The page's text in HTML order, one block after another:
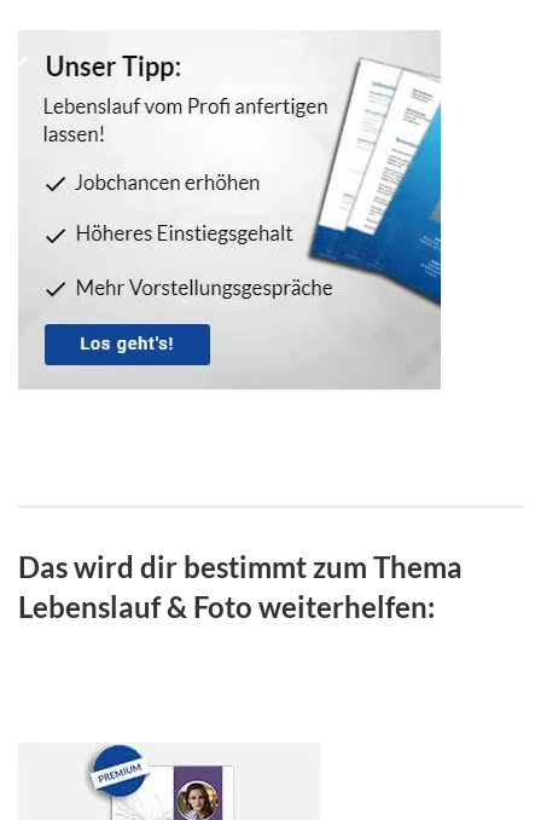
Das wird dir bestimmt zum Thema
Lebenslauf & Foto weiterhelfen: